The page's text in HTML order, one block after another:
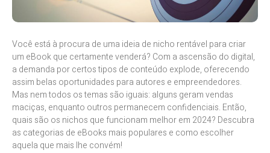
Você está à procura de uma ideia de nicho rentável para criar
um eBook que certamente venderá? Com a ascensão do digital,
a demanda por certos tipos de conteúdo explode, oferecendo
assim belas oportunidades para autores e empreendedores.
Mas nem todos os temas são iguais: alguns geram vendas
maciças, enquanto outros permanecem confidenciais. Então,
quais são os nichos que funcionam melhor em 2024? Descubra
as categorias de eBooks mais populares e como escolher
aquela que mais lhe convém!